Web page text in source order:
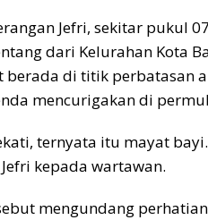
Jefri, sekitar pukul
dari Kelurahan Kota
berada di titik perbatasan
mencurigakan di
ternyata itu mayat
kepada wartawan.
mengundang